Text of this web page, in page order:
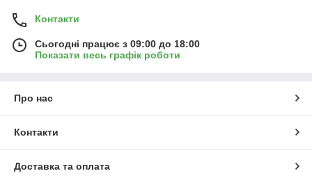
Контакти
Сьогодні працює з 09:00 до 18:00
Показати весь графік роботи
Про нас
Контакти
Доставка та оплата